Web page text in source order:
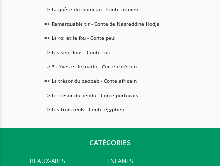
=> La quête du moineau - Conte iranien
=> Remarquable tir - Conte de Nasreddine Hodja
=> Le roi et le fou - Conte peul
=> Les sept fous - Conte turc
=> St. Yves et le marin - Conte chrétien
=> Le trésor du baobab - Conte africain
=> Le trésor du pendu - Conte portugais
=> Les trois œufs - Conte égyptien
CATÉGORIES
BEAUX-ARTS ENFANTS